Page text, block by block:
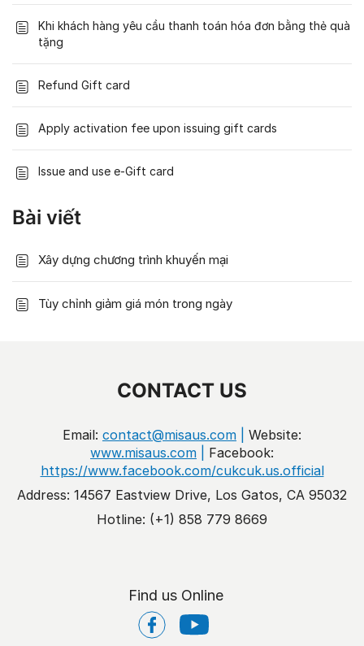
Khi khách hàng yêu cầu thanh toán hóa đơn bằng thẻ quà
tặng
Refund Gift card
Apply activation fee upon issuing gift cards
Issue and use e-Gift card
Bài viết
Xây dựng chương trình khuyến mại
Tùy chỉnh giảm giá món trong ngày
CONTACT US
Email: contact@misaus.com
Website:
www.misaus.com
Facebook:
https://www.facebook.com/cukcuk.us.official
Address: 14567 Eastview Drive, Los Gatos, CA 95032
Hotline: (+1) 858 779 8669
Find us Online